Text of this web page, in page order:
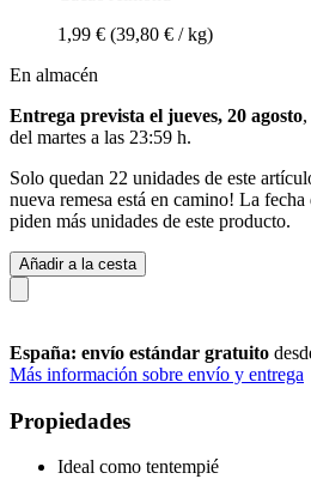
1,99 € (39,80 € / kg)
En almacén
Entrega prevista el jueves, 20 agosto
del martes a las 23:59 h.
Solo quedan 22 unidades de este
nueva remesa está en camino! La
piden más unidades de este producto.
Añadir a la cesta
España: envío estándar gratuito
Más información sobre envío y entrega
Propiedades
Ideal como tentempié